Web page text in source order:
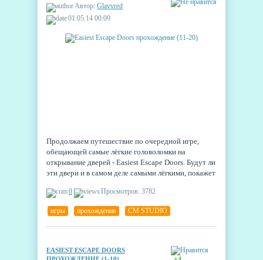
Автор: Glavvred
01.05.14 00:09
Продолжаем путешествие по очередной игре,
обещающей самые лёгкие головоломки на
открывание дверей - Easiest Escape Doors. Будут ли
эти двери и в самом деле самыми лёгкими, покажет
выводы будем делать уже тогда, когда придёт
время гордо оглядываться назад.
0 Просмотров: 3782
игры прохождения CM STUDIO
EASIEST ESCAPE DOORS